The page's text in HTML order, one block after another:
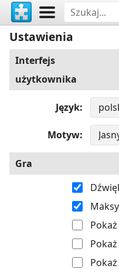
Ustawienia
Interfejs
użytkownika
Język
Motyw
Gra